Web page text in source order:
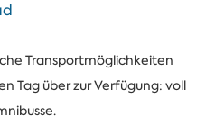
Transportmöglichkeiten
Tag über zur Verfügung: voll